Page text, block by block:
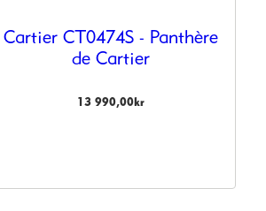
Cartier CT0474S - Panthère
de Cartier
13 990,00kr